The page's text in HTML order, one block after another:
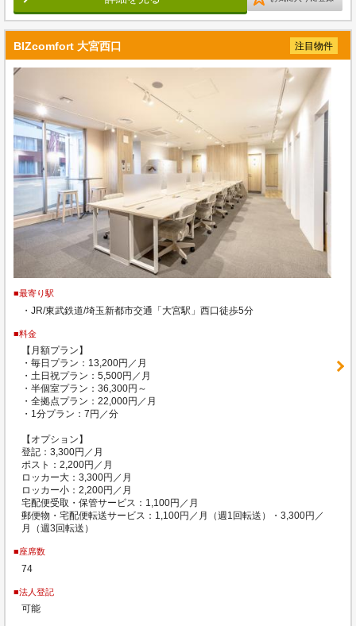
BIZcomfort 大宮西口 注目物件
■最寄り駅
・JR/東武鉄道/埼玉新都市交通「大宮駅」西口徒歩5分
■料金
【月額プラン】
・毎日プラン：13,200円／月
・土日祝プラン：5,500円／月
・半個室プラン：36,300円～
・全拠点プラン：22,000円／月
・1分プラン：7円／分
【オプション】
登記：3,300円／月
ポスト：2,200円／月
ロッカー大：3,300円／月
ロッカー小：2,200円／月
宅配便受取・保管サービス：1,100円／月
郵便物・宅配便転送サービス：1,100円／月（週1回転送）・3,300円／
月（週3回転送）
■座席数
74
■法人登記
可能